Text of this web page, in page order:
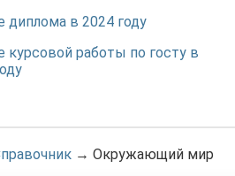
диплома в 2024 году
работы по госту в
→ Окружающий мир